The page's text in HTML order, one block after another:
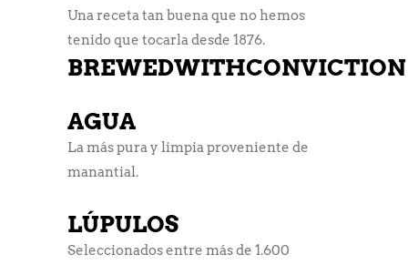
Una receta tan buena que no hemos
tenido que tocarla desde 1876.
BREWEDWITHCONVICTION
AGUA
La más pura y limpia proveniente de
manantial.
LÚPULOS
Seleccionados entre más de 1.600